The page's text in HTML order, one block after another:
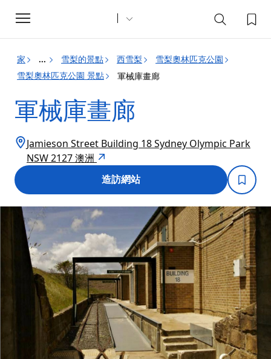
Toggle
navigation
家 ... 雪梨的景點 西雪梨
雪梨奧林匹克公園
雪梨奧林匹克公園 景點
軍械庫畫廊
軍械庫畫廊
Jamieson Street Building 18 Sydney Olympic Park
NSW 2127 澳洲
造訪網站